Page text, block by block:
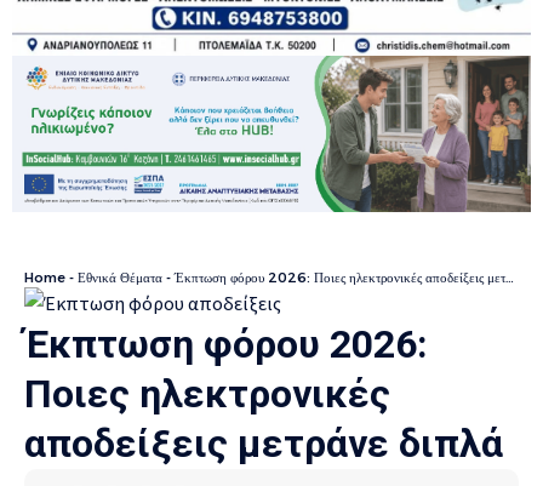
Home - Εθνικά Θέματα -Έκπτωση φόρου 2026: Ποιες ηλεκτρονικές αποδείξεις μετράνε διπλά
Έκπτωση φόρου 2026:
Ποιες ηλεκτρονικές
αποδείξεις μετράνε διπλά